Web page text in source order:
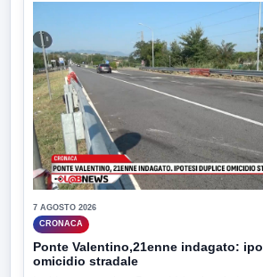
7 AGOSTO 2026
CRONACA
Ponte Valentino,21enne indagato:
omicidio stradale